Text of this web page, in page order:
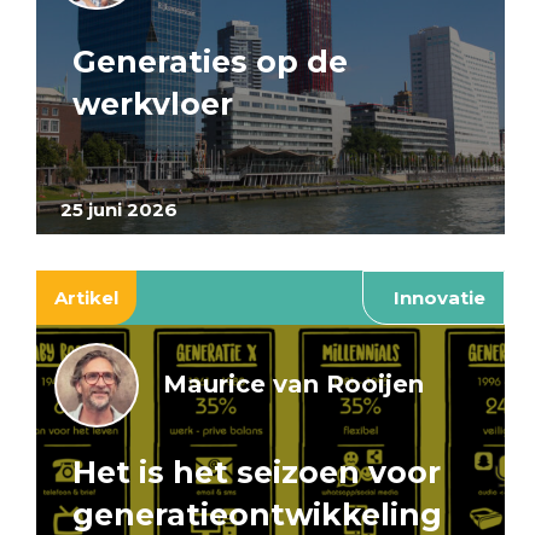
25 juni 2026
Generaties op de
werkvloer
Artikel Innovatie
Maurice van Rooijen
Het is het seizoen voor
generatieontwikkeling